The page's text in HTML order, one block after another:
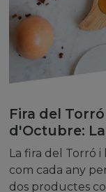
Fira del
d'Octubre:
La fira del Torró
com cada any
dos productes